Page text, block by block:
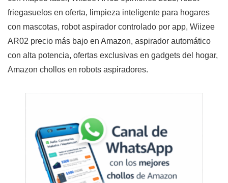
friegasuelos en oferta, limpieza inteligente para hogares
con mascotas, robot aspirador controlado por app, Wiizee
AR02 precio más bajo en Amazon, aspirador automático
con alta potencia, ofertas exclusivas en gadgets del hogar,
Amazon chollos en robots aspiradores.